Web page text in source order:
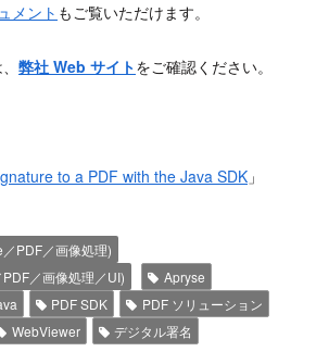
メント もご覧いただけます。
弊社 Web サイトをご確認ください。
to a PDF with the Java SDK 」
PDF／画像処理)
／画像処理／UI)
Apryse
PDF SDK
PDF ソリューション
WebViewer デジタル署名